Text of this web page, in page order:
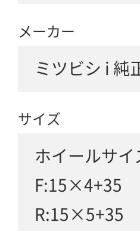
メーカー
ミツビシ i
サイズ
ホイールサイ
F:15×4+35
R:15×5+35